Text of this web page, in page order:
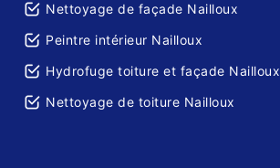
Nettoyage de façade Nailloux
Peintre intérieur Nailloux
Hydrofuge toiture et façade Nailloux
Nettoyage de toiture Nailloux